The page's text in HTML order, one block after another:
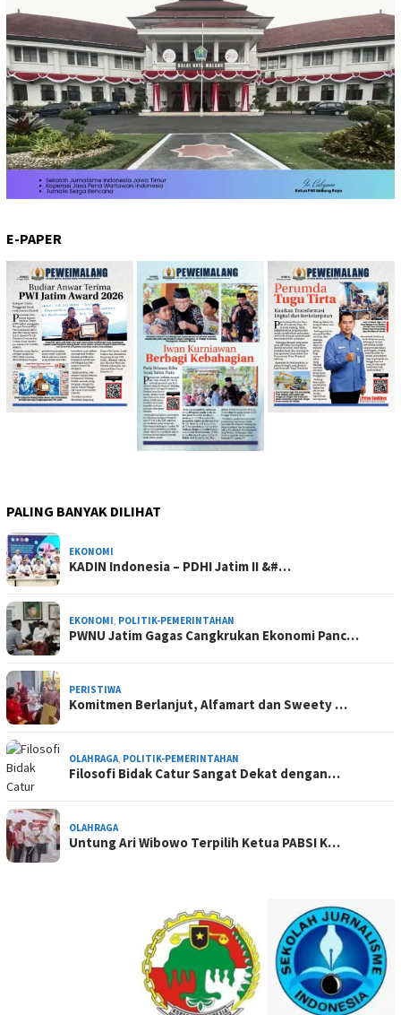
E-PAPER
PALING BANYAK DILIHAT
EKONOMI
KADIN Indonesia – PDHI Jatim II &#…
EKONOMI, POLITIK-PEMERINTAHAN
PWNU Jatim Gagas Cangkrukan Ekonomi Panc…
PERISTIWA
Komitmen Berlanjut, Alfamart dan Sweety …
OLAHRAGA, POLITIK-PEMERINTAHAN
Filosofi Bidak Catur Sangat Dekat dengan…
OLAHRAGA
Untung Ari Wibowo Terpilih Ketua PABSI K…